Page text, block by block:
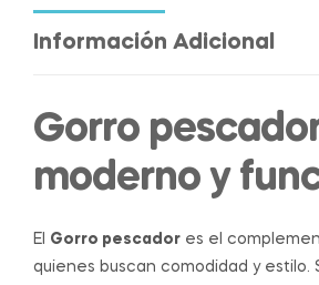
Información Adicional
Gorro
moderno y
El Gorro pescador es el
quienes buscan comodidad y estilo.